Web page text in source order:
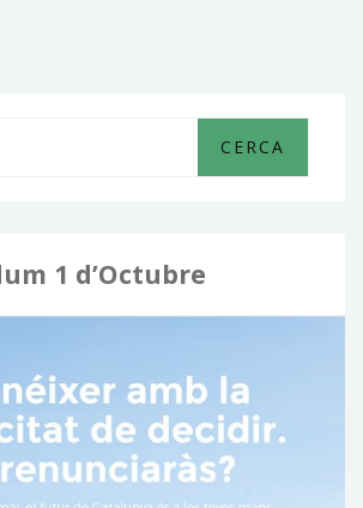
1 d’Octubre